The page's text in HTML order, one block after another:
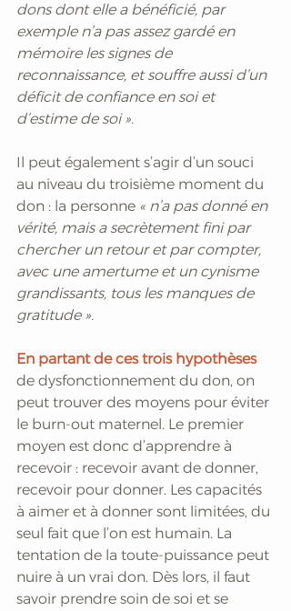
dons dont elle a bénéficié, par
exemple n’a pas assez gardé en
mémoire les signes de
reconnaissance, et souffre aussi d’un
déficit de confiance en soi et
d’estime de soi ».
Il peut également s’agir d’un souci
au niveau du troisième moment du
don : la personne « n’a pas donné en
vérité, mais a secrètement fini par
chercher un retour et par compter,
avec une amertume et un cynisme
grandissants, tous les manques de
gratitude ».
En partant de ces trois hypothèses
de dysfonctionnement du don, on
peut trouver des moyens pour éviter
le burn-out maternel. Le premier
moyen est donc d’apprendre à
recevoir : recevoir avant de donner,
recevoir pour donner. Les capacités
à aimer et à donner sont limitées, du
seul fait que l’on est humain. La
tentation de la toute-puissance peut
nuire à un vrai don. Dès lors, il faut
savoir prendre soin de soi et se